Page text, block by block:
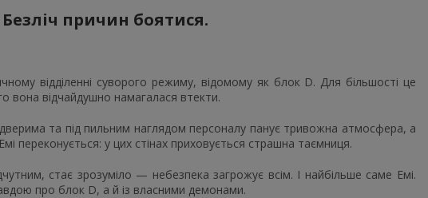
причин боятися.
відділенні суворого режиму, відомому як блок D. Для більшості це
вона відчайдушно намагалася втекти.
та під пильним наглядом персоналу панує тривожна атмосфера, а
переконується: у цих стінах приховується страшна таємниця.
стає зрозуміло — небезпека загрожує всім. І найбільше саме Емі.
про блок D, а й із власними демонами.